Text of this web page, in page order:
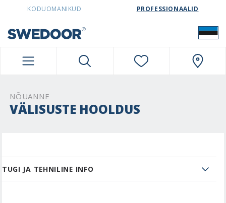
SWEDOORESTONIA NAVIGATION
KODUOMANIKUD PROFESSIONAALID
NÕUANNE
VÄLISUSTE HOOLDUS
TUGI JA TEHNILINE INFO